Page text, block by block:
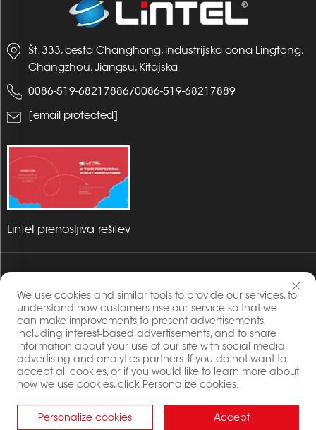
Št. 333, cesta Changhong, industrijska cona Lingtong,
Changzhou, Jiangsu, Kitajska
0086-519-68217886/0086-519-68217889
[email protected]
Lintel prenosljiva rešitev
Avtorske pravice © 2023 Energia By Changzhou Lintel
Politika zasebnosti
We use cookies and similar tools to provide our services, to
understand how customers use our service so that we
can make improvements,to present advertisements,
including interest-based advertisements, and to share
information about your use of our site with social media,
advertising and analytics partners. If you do not want to
accept all cookies, or if you would like to learn more about
how we use cookies, click Personalize cookies.
Personalize cookies Accept